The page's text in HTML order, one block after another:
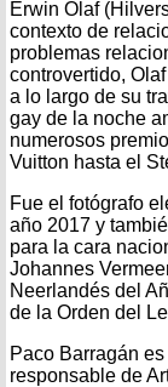
Erwin Olaf
contexto de
problemas
controvertido,
a lo largo de su
gay de la noche
numerosos
Vuitton hasta el
Fue el fotógrafo
año 2017 y
para la cara
Johannes
Neerlandés del
de la Orden del
Paco Barragán
responsable de